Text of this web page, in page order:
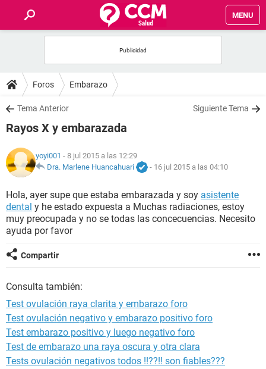
MENU
FOROS
SALUD
FAMILIA
NUTRICIÓN
BIENESTAR
SEXUALIDAD
GLOSARIO
Foros Embarazo
Tema Anterior Siguiente Tema
Rayos X y embarazada
yoyi001 - 8 jul 2015 a las 12:29
Dra. Marlene Huancahuari
- 16 jul 2015 a las 04:10
Hola, ayer supe que estaba embarazada y soy asistente
dental y he estado expuesta a Muchas radiaciones, estoy
muy preocupada y no se todas las concecuencias. Necesito
ayuda por favor
Compartir
Consulta también:
Test ovulación raya clarita y embarazo foro
Test ovulación negativo y embarazo positivo foro
Test embarazo positivo y luego negativo foro
Test de embarazo una raya oscura y otra clara
Tests ovulación negativos todos !!??!! son fiables???